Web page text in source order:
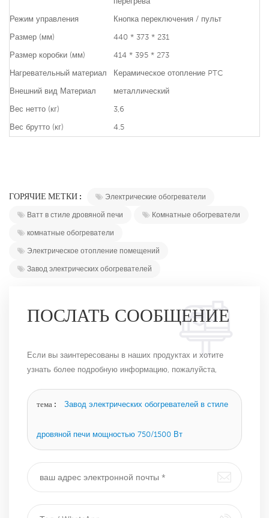
Режим управления
Кнопка переключения / пульт
Размер (мм)
440 * 373 * 231
Размер коробки (мм)
414 * 395 * 273
Нагревательный материал
Керамическое отопление PTC
Внешний вид Материал
металлический
Вес нетто (кг)
3,6
Вес брутто (кг)
4.5
ГОРЯЧИЕ МЕТКИ :
Электрические обогреватели
Ватт в стиле дровяной печи
Комнатные обогреватели
комнатные обогреватели
Электрическое отопление помещений
Завод электрических обогревателей
ПОСЛАТЬ СООБЩЕНИЕ
Если вы заинтересованы в наших продуктах и ​​хотите
узнать более подробную информацию, пожалуйста,
только сможем.
тема : Завод электрических обогревателей в стиле
дровяной печи мощностью 750/1500 Вт